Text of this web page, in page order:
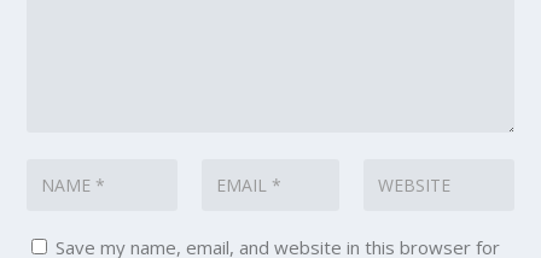
Save my name, email, and website in this browser for